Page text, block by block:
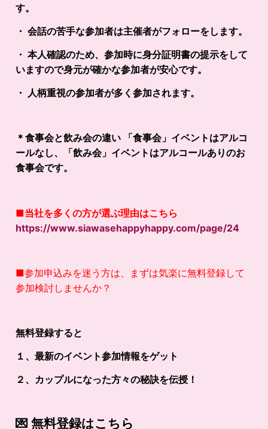
す。
・ 会話の苦手な参加者は主催者がフォローをします。
・ 本人確認のため、参加時に身分証明書の提示をして
いますので身元が確かな参加者が安心です。
・ 人柄重視の参加者が多く参加されます。
＊食事会と飲み会の違い 「食事会」イベントはアルコ
ールなし、「飲み会」イベントはアルコールありのお
食事会です。
■当社を多くの方が選ぶ理由はこちら
https://www.siawasehappyhappy.com/page/24
■参加申込みを迷う方は、まずは気楽に無料登録して
参加検討しませんか？
無料登録すると
１、最新のイベント参加情報をゲット
２、カップルになった方々の秘訣を伝授！
💌 無料登録はこちら